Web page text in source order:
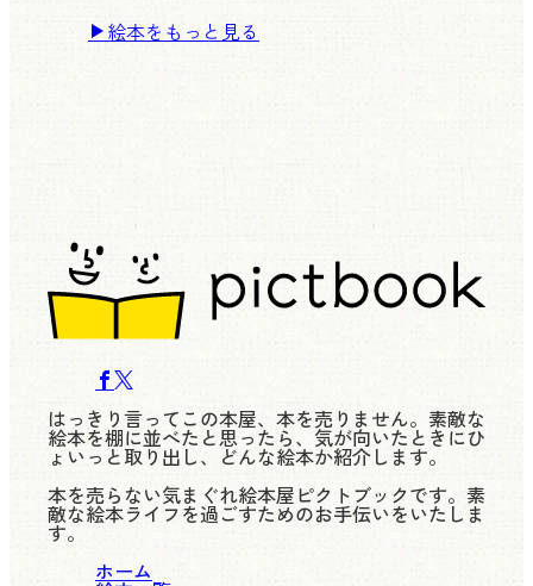
絵本をもっと見る
はっきり言ってこの本屋、本を売りません。素敵な
絵本を棚に並べたと思ったら、気が向いたときにひ
ょいっと取り出し、どんな絵本か紹介します。
本を売らない気まぐれ絵本屋ピクトブックです。素
敵な絵本ライフを過ごすためのお手伝いをいたしま
す。
ホーム